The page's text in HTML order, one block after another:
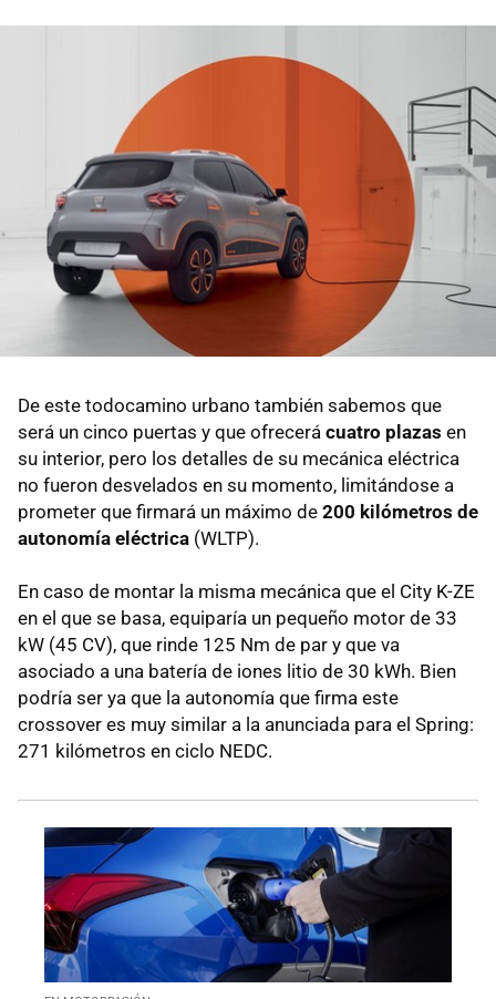
De este todocamino urbano también sabemos que
será un cinco puertas y que ofrecerá cuatro plazas en
su interior, pero los detalles de su mecánica eléctrica
no fueron desvelados en su momento, limitándose a
prometer que firmará un máximo de 200 kilómetros de
autonomía eléctrica (WLTP).
En caso de montar la misma mecánica que el City K-ZE
en el que se basa, equiparía un pequeño motor de 33
kW (45 CV), que rinde 125 Nm de par y que va
asociado a una batería de iones litio de 30 kWh. Bien
podría ser ya que la autonomía que firma este
crossover es muy similar a la anunciada para el Spring:
271 kilómetros en ciclo NEDC.